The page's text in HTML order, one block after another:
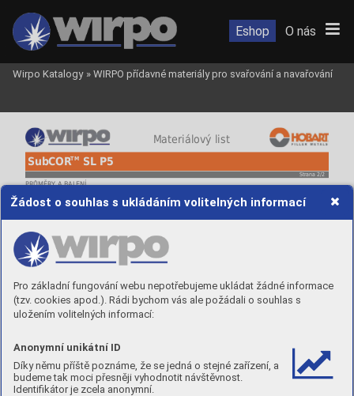
Žádost o souhlas s ukládáním volitelných informací
Pro základní fungování webu nepotřebujeme ukládat žádné informace
(tzv. cookies apod.). Rádi bychom vás ale požádali o souhlas s
uložením volitelných informací:
Anonymní unikátní ID
Díky němu příště poznáme, že se jedná o stejné zařízení, a
budeme tak moci přesněji vyhodnotit návštěvnost.
Identifikátor je zcela anonymní.
Materiálový list
SubCORTM SL P5
Strana 2/2
PRŮMĚRY A BALENÍ
SCP5UP24 2,4 mm
25 kg / K415
SCP5UP40
4,0 mm 25 kg / K415
Eshop O nás
Wirpo Katalogy » WIRPO přídavné materiály pro svařování a navařování